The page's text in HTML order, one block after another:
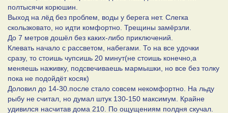
полтысячи корюшин.
Выход на лёд без проблем, воды у берега нет. Слегка
скользковато, но идти комфортно. Трещины замёрзли.
До 7 метров дошёл без каких-либо приключений.
Клевать начало с рассветом, набегами. То на все удочки
сразу, то стоишь чупсишь 20 минут(не стоишь конечно,а
меняешь наживку, подсвечиваешь мармышки, но все без толку
пока не подойдёт косяк)
Доловил до 14-30.после стало совсем некомфортно. На льду
рыбу не считал, но думал штук 130-150 максимум. Крайне
удивился насчитав дома 210. По ощущениям полдня скучал.